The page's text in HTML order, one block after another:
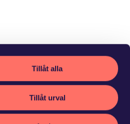
Tillåt alla
Tillåt urval